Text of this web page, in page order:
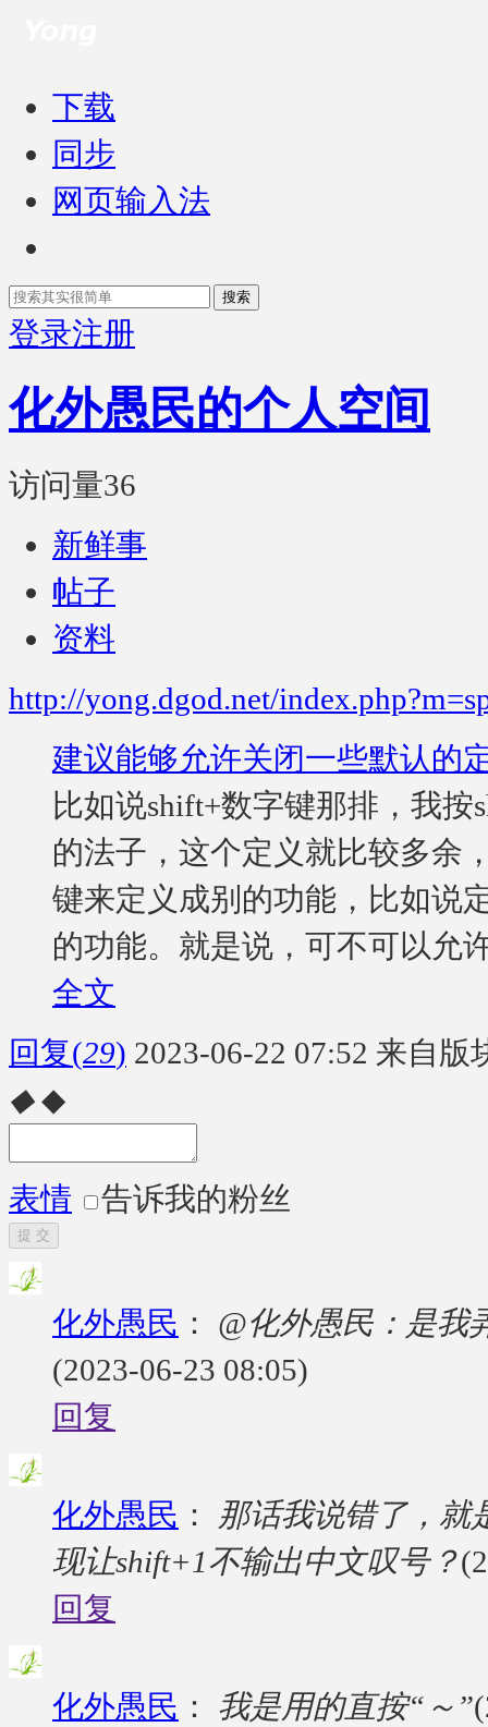
下载
同步
网页输入法
搜索
登录注册
化外愚民的个人空间
访问量36
新鲜事
帖子
资料
http://yong.dgod.net/
建议能够允许关闭一些默认的
比如说shift+数字键那排，我按
的法子，这个定义就比较多余
键来定义成别的功能，比如说
的功能。就是说，可不可以允
全文
回复(29) 2023-06-22 07:52 来自版
◆ ◆
表情 告诉我的粉丝
提 交
化外愚民 ：
@化外愚民：是我
(2023-06-23 08:05)
回复
化外愚民 ：
那话我说错了，
现让shift+1不输出中文叹号？
回复
化外愚民 ： 我是用的直按“～”